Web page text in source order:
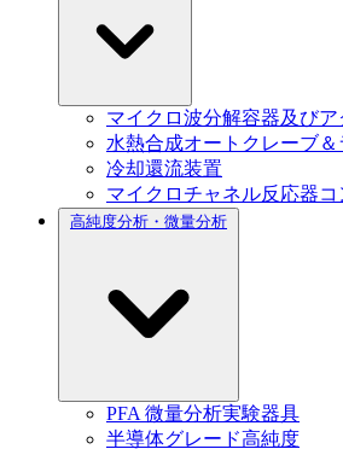
マイクロ波分解容器及びア
水熱合成オートクレーブ＆
冷却還流装置
マイクロチャネル反応器コ
高純度分析・微量分析
PFA 微量分析実験器具
半導体グレード高純度